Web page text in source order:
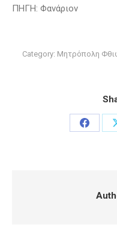
ΠΗΓΗ: Φανάριον
Category: Μητρόπολη
Share